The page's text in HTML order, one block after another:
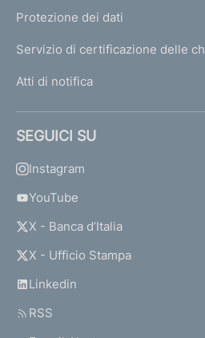
Protezione dei dati
Servizio di certificazione delle
Atti di notifica
SEGUICI SU
Instagram
YouTube
X - Banca d’Italia
X - Ufficio Stampa
Linkedin
RSS